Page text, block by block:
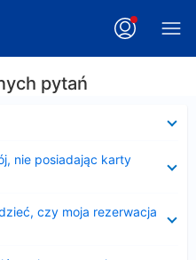
pytań
nie posiadając karty
czy moja rezerwacja